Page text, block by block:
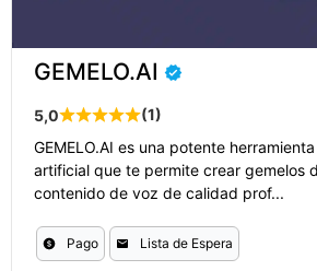
GEMELO.AI
5,0 (1)
GEMELO.AI es una potente
artificial que te permite crear gemelos
contenido de voz de calidad prof...
Pago Lista de Espera